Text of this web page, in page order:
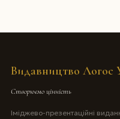
Видавництво Логос
Створюємо цінність
Іміджево-презентаційні